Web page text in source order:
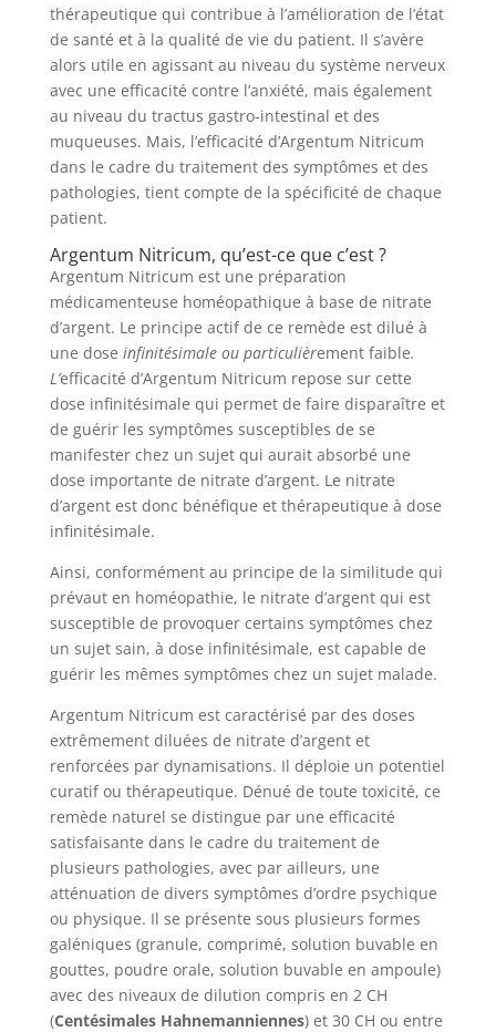
thérapeutique qui contribue à l’amélioration de l’état
de santé et à la qualité de vie du patient. Il s’avère
alors utile en agissant au niveau du système nerveux
avec une efficacité contre l’anxiété, mais également
au niveau du tractus gastro-intestinal et des
muqueuses. Mais, l’efficacité d’Argentum Nitricum
dans le cadre du traitement des symptômes et des
pathologies, tient compte de la spécificité de chaque
patient.
Argentum Nitricum, qu’est-ce que c’est ?
Argentum Nitricum est une préparation
médicamenteuse homéopathique à base de nitrate
d’argent. Le principe actif de ce remède est dilué à
une dose infinitésimale ou particulièrement faible.
L’efficacité d’Argentum Nitricum repose sur cette
dose infinitésimale qui permet de faire disparaître et
de guérir les symptômes susceptibles de se
manifester chez un sujet qui aurait absorbé une
dose importante de nitrate d’argent. Le nitrate
d’argent est donc bénéfique et thérapeutique à dose
infinitésimale.
Ainsi, conformément au principe de la similitude qui
prévaut en homéopathie, le nitrate d’argent qui est
susceptible de provoquer certains symptômes chez
un sujet sain, à dose infinitésimale, est capable de
guérir les mêmes symptômes chez un sujet malade.
Argentum Nitricum est caractérisé par des doses
extrêmement diluées de nitrate d’argent et
renforcées par dynamisations. Il déploie un potentiel
curatif ou thérapeutique. Dénué de toute toxicité, ce
remède naturel se distingue par une efficacité
satisfaisante dans le cadre du traitement de
plusieurs pathologies, avec par ailleurs, une
atténuation de divers symptômes d’ordre psychique
ou physique. Il se présente sous plusieurs formes
galéniques (granule, comprimé, solution buvable en
gouttes, poudre orale, solution buvable en ampoule)
avec des niveaux de dilution compris en 2 CH
(Centésimales Hahnemanniennes) et 30 CH ou entre